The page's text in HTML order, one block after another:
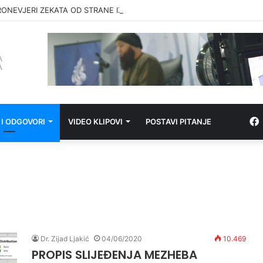
ZEKATA OD STRANE IZ-a
ODGOVORI VIDEO KLIPOVI POSTAVI PITANJE
Dr. Zijad Ljakić 04/06/2020 10.469
PROPIS SLIJEĐENJA MEZHEBA